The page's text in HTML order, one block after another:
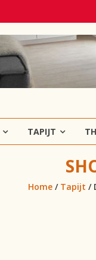
TAPIJT
Home/ Tapijt /